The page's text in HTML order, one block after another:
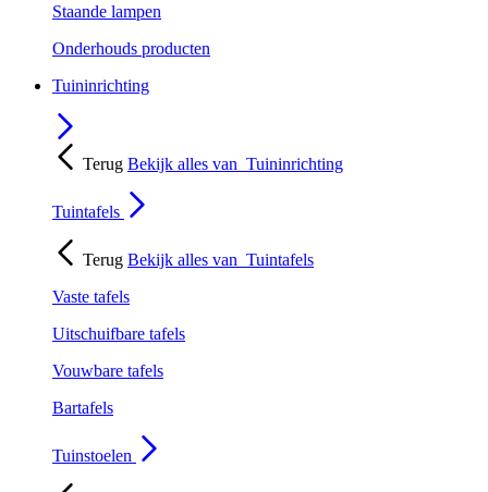
Staande lampen
Onderhouds producten
Tuininrichting
Terug Bekijk alles van Tuininrichting
Tuintafels
Terug Bekijk alles van Tuintafels
Vaste tafels
Uitschuifbare tafels
Vouwbare tafels
Bartafels
Tuinstoelen